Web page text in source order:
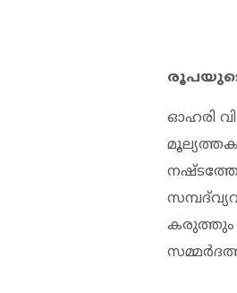
രൂപയുടെ
ഓഹരി
കരുത്തും